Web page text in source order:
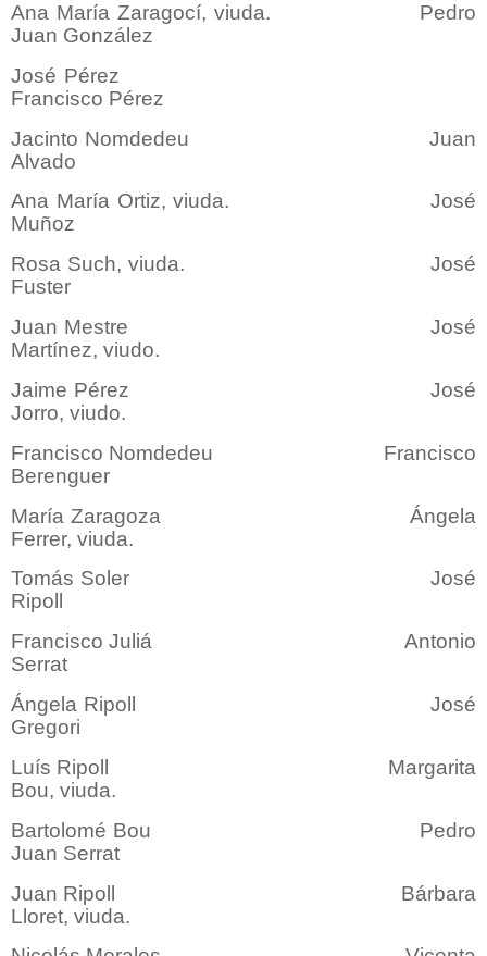
Ana María Zaragocí, viuda. Pedro
Juan González
José Pérez
Francisco Pérez
Jacinto Nomdedeu Juan
Alvado
Ana María Ortiz, viuda. José
Muñoz
Rosa Such, viuda. José
Fuster
Juan Mestre José
Martínez, viudo.
Jaime Pérez José
Jorro, viudo.
Francisco Nomdedeu Francisco
Berenguer
María Zaragoza Ángela
Ferrer, viuda.
Tomás Soler José
Ripoll
Francisco Juliá Antonio
Serrat
Ángela Ripoll José
Gregori
Luís Ripoll Margarita
Bou, viuda.
Bartolomé Bou Pedro
Juan Serrat
Juan Ripoll Bárbara
Lloret, viuda.